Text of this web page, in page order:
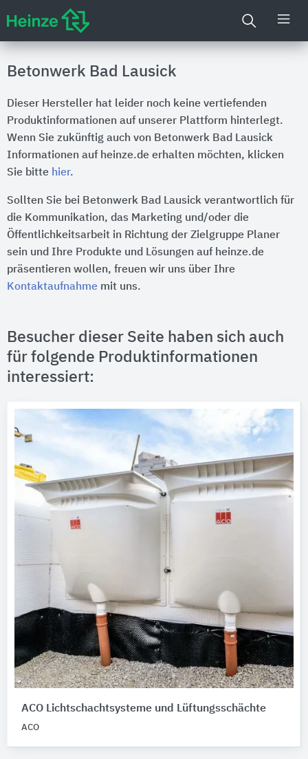
Betonwerk Bad Lausick
Dieser Hersteller hat leider noch keine vertiefenden
Produktinformationen auf unserer Plattform hinterlegt.
Wenn Sie zukünftig auch von Betonwerk Bad Lausick
Informationen auf heinze.de erhalten möchten, klicken
Sie bitte hier.
Sollten Sie bei Betonwerk Bad Lausick verantwortlich für
die Kommunikation, das Marketing und/oder die
Öffentlichkeitsarbeit in Richtung der Zielgruppe Planer
sein und Ihre Produkte und Lösungen auf heinze.de
präsentieren wollen, freuen wir uns über Ihre
Kontaktaufnahme mit uns.
Besucher dieser Seite haben sich auch
für folgende Produktinformationen
interessiert:
ACO Lichtschachtsysteme und Lüftungsschächte
ACO